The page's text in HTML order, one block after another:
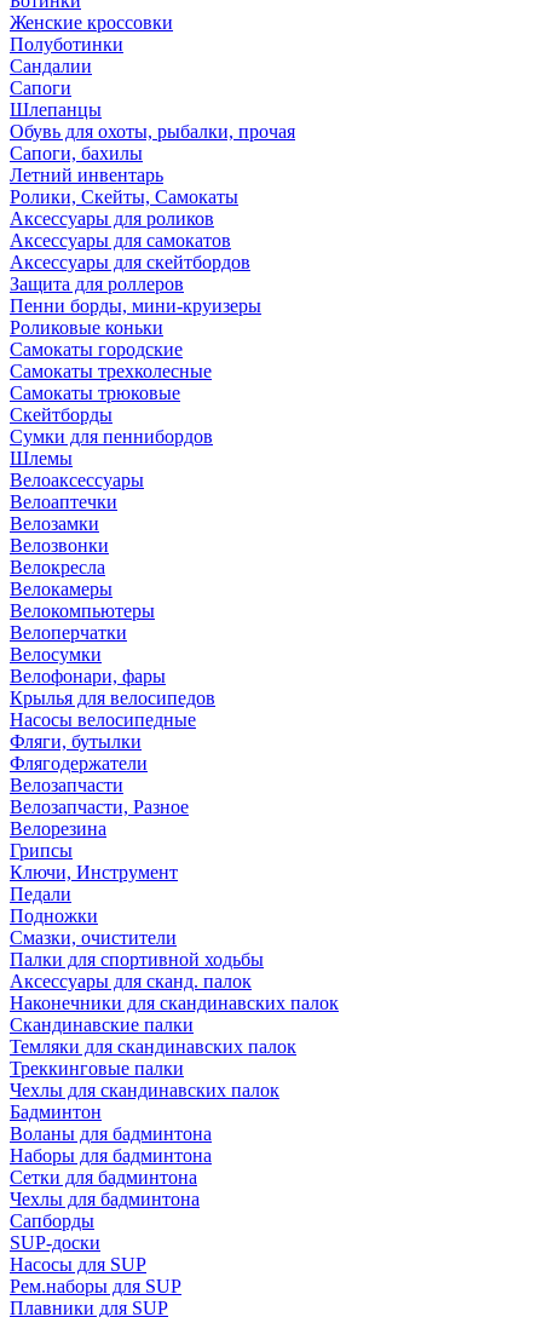
Женские кроссовки
Полуботинки
Сандалии
Сапоги
Шлепанцы
Обувь для охоты, рыбалки, прочая
Сапоги, бахилы
Летний инвентарь
Ролики, Скейты, Самокаты
Аксессуары для роликов
Аксессуары для самокатов
Аксессуары для скейтбордов
Защита для роллеров
Пенни борды, мини-круизеры
Роликовые коньки
Самокаты городские
Самокаты трехколесные
Самокаты трюковые
Скейтборды
Сумки для пеннибордов
Шлемы
Велоаксессуары
Велоаптечки
Велозамки
Велозвонки
Велокресла
Велокамеры
Велокомпьютеры
Велоперчатки
Велосумки
Велофонари, фары
Крылья для велосипедов
Насосы велосипедные
Фляги, бутылки
Флягодержатели
Велозапчасти
Велозапчасти, Разное
Велорезина
Грипсы
Ключи, Инструмент
Педали
Подножки
Смазки, очистители
Палки для спортивной ходьбы
Аксессуары для сканд. палок
Наконечники для скандинавских палок
Скандинавские палки
Темляки для скандинавских палок
Треккинговые палки
Чехлы для скандинавских палок
Бадминтон
Воланы для бадминтона
Наборы для бадминтона
Сетки для бадминтона
Чехлы для бадминтона
Сапборды
SUP-доски
Насосы для SUP
Рем.наборы для SUP
Плавники для SUP